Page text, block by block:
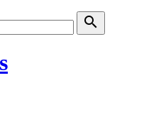
search